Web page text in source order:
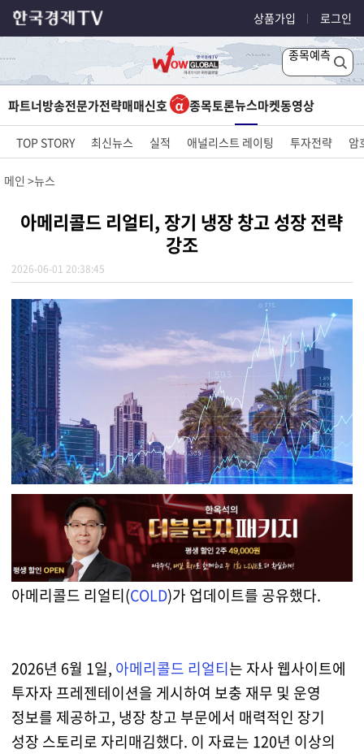
상품가입 로그인
종목예측
파트너방송전문가전략매매신호 종목토론뉴스마켓동영상
TOP STORY 최신뉴스 실적 애널리스트 레이팅 투자전략 암
메인 뉴스
아메리콜드 리얼티, 장기 냉장 창고 성장 전략
강조
2026-06-01 20:38:45
아메리콜드 리얼티(COLD)가 업데이트를 공유했다.
2026년 6월 1일, 아메리콜드 리얼티는 자사 웹사이트에
투자자 프레젠테이션을 게시하여 보충 재무 및 운영
정보를 제공하고, 냉장 창고 부문에서 매력적인 장기
성장 스토리로 자리매김했다. 이 자료는 120년 이상의